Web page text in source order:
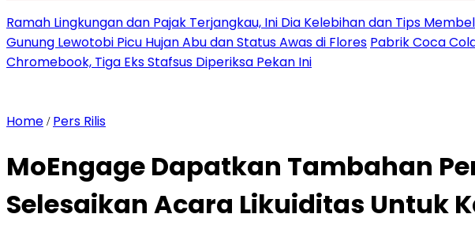
Ramah Lingkungan dan Pajak Terjangkau, Ini Dia Kelebihan dan Tips
Gunung Lewotobi Picu Hujan Abu dan Status Awas di Flores Pabrik Coca
Chromebook, Tiga Eks Stafsus Diperiksa Pekan Ini
Home / Pers Rilis
MoEngage Dapatkan Tambahan
Selesaikan Acara Likuiditas Untuk